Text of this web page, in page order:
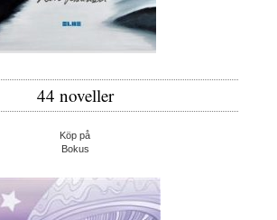
44 noveller
Köp på
Bokus